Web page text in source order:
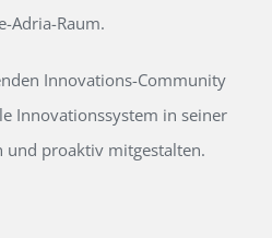
Adria-Raum.
Innovations-Community
Innovationssystem in seiner
proaktiv mitgestalten.